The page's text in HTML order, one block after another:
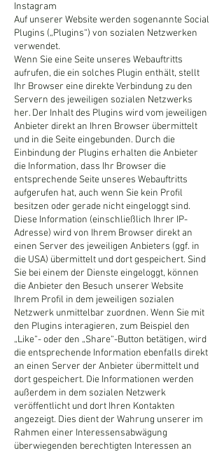
Instagram
Auf unserer Website werden sogenannte Social
Plugins („Plugins“) von sozialen Netzwerken
verwendet.
Wenn Sie eine Seite unseres Webauftritts
aufrufen, die ein solches Plugin enthält, stellt
Ihr Browser eine direkte Verbindung zu den
Servern des jeweiligen sozialen Netzwerks
her. Der Inhalt des Plugins wird vom jeweiligen
Anbieter direkt an Ihren Browser übermittelt
und in die Seite eingebunden. Durch die
Einbindung der Plugins erhalten die Anbieter
die Information, dass Ihr Browser die
entsprechende Seite unseres Webauftritts
aufgerufen hat, auch wenn Sie kein Profil
besitzen oder gerade nicht eingeloggt sind.
Diese Information (einschließlich Ihrer IP-
Adresse) wird von Ihrem Browser direkt an
einen Server des jeweiligen Anbieters (ggf. in
die USA) übermittelt und dort gespeichert. Sind
Sie bei einem der Dienste eingeloggt, können
die Anbieter den Besuch unserer Website
Ihrem Profil in dem jeweiligen sozialen
Netzwerk unmittelbar zuordnen. Wenn Sie mit
den Plugins interagieren, zum Beispiel den
„Like“- oder den „Share“-Button betätigen, wird
die entsprechende Information ebenfalls direkt
an einen Server der Anbieter übermittelt und
dort gespeichert. Die Informationen werden
außerdem in dem sozialen Netzwerk
veröffentlicht und dort Ihren Kontakten
angezeigt. Dies dient der Wahrung unserer im
Rahmen einer Interessensabwägung
überwiegenden berechtigten Interessen an